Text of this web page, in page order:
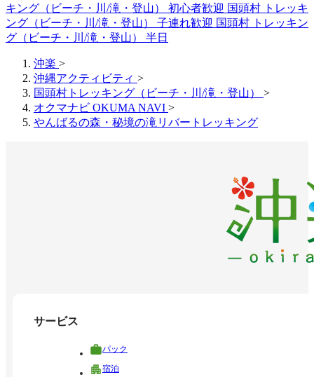
キング（ビーチ・川/滝・登山） 初心者歓迎 国頭村 トレッキ
ング（ビーチ・川/滝・登山） 子連れ歓迎 国頭村 トレッキン
グ（ビーチ・川/滝・登山） 半日
沖楽 >
沖縄アクティビティ >
国頭村トレッキング（ビーチ・川/滝・登山） >
オクマナビ OKUMA NAVI >
やんばるの森・秘境の滝リバートレッキング
サービス
パック
宿泊